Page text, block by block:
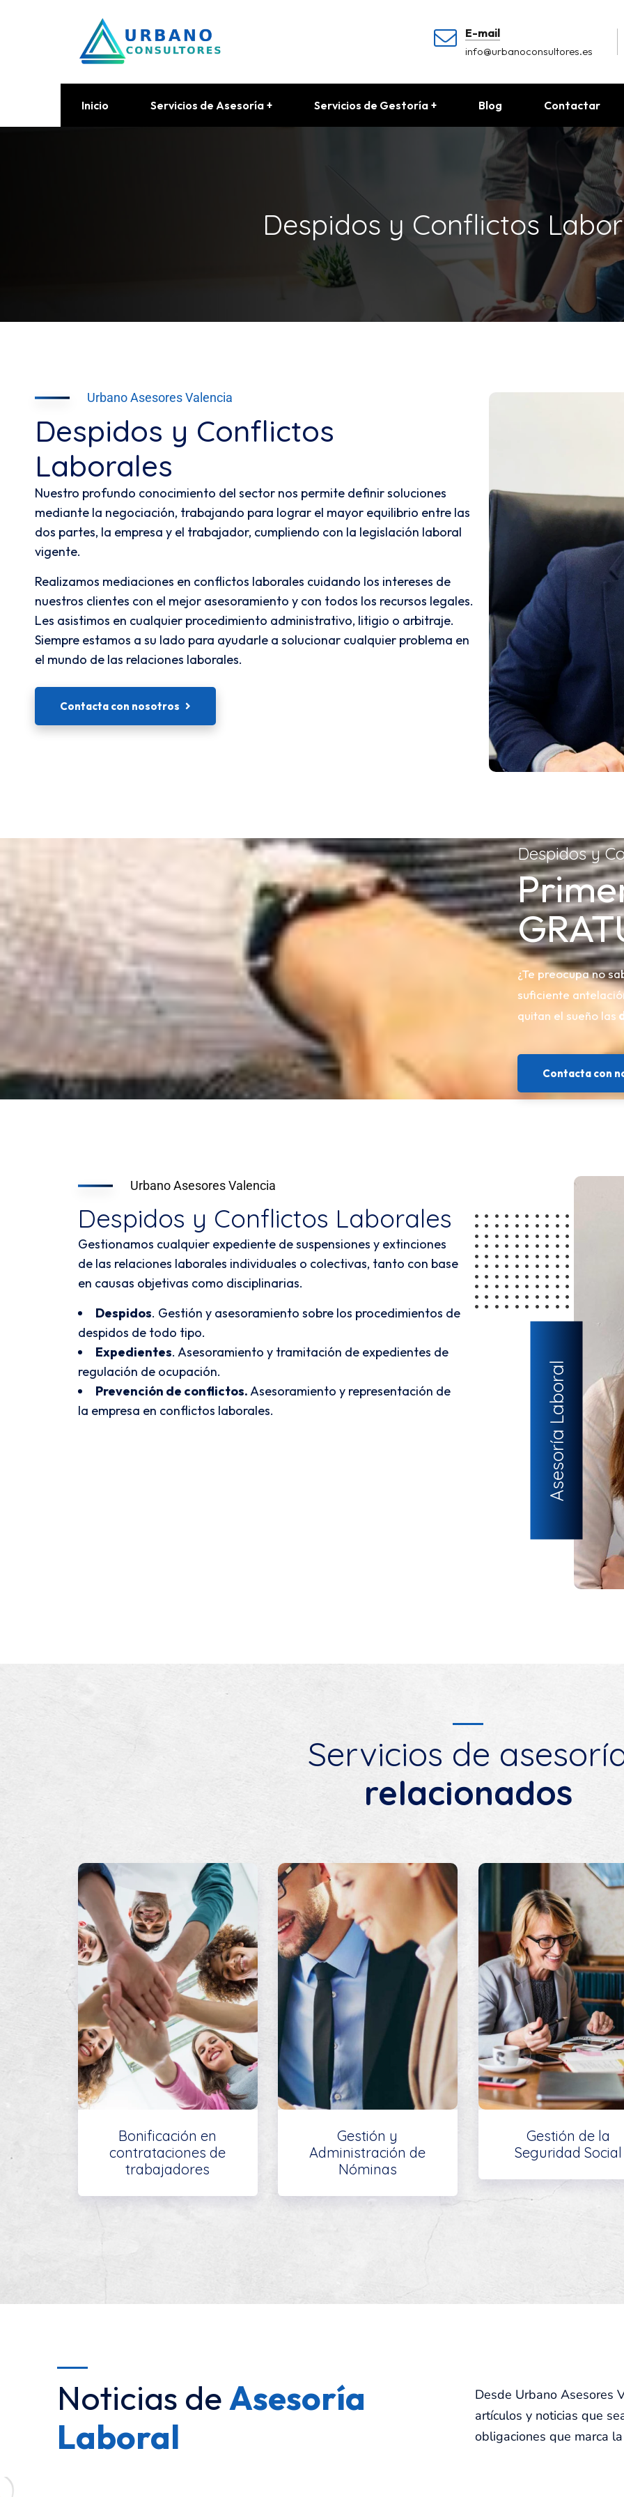
E-mail
info@urbanoconsultores.es
Inicio Servicios de Asesoría Servicios de Gestoría Blog Contactar
Despidos y Conflictos
Urbano Asesores Valencia
Despidos y Conflictos
Laborales
Nuestro profundo conocimiento del sector nos permite definir soluciones
mediante la negociación, trabajando para lograr el mayor equilibrio entre las
dos partes, la empresa y el trabajador, cumpliendo con la legislación laboral
vigente.
Realizamos mediaciones en conflictos laborales cuidando los intereses de
nuestros clientes con el mejor asesoramiento y con todos los recursos legales.
Les asistimos en cualquier procedimiento administrativo, litigio o arbitraje.
Siempre estamos a su lado para ayudarle a solucionar cualquier problema en
el mundo de las relaciones laborales.
Contacta con nosotros
Despidos y
¿Te preocupa no
suficiente
quitan el sueño las
Contacta con
Urbano Asesores Valencia
Despidos y Conflictos Laborales
Gestionamos cualquier expediente de suspensiones y extinciones
de las relaciones laborales individuales o colectivas, tanto con base
en causas objetivas como disciplinarias.
Despidos. Gestión y asesoramiento sobre los procedimientos de
despidos de todo tipo.
Expedientes. Asesoramiento y tramitación de expedientes de
regulación de ocupación.
Prevención de conflictos.Asesoramiento y representación de
la empresa en conflictos laborales.
Asesoría Laboral
Servicios de
relacionados
Bonificación en
contrataciones de
trabajadores
Gestión y
Administración de
Nóminas
Gestión de la
Seguridad Social
Noticias de Asesoría
Laboral
Desde Urbano Asesores
artículos y noticias que
obligaciones que marca